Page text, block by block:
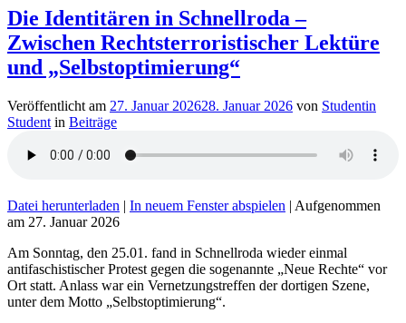
Die Identitären in Schnellroda –
Zwischen Rechtsterroristischer Lektüre
und „Selbstoptimierung“
Veröffentlicht am 27. Januar 202628. Januar 2026 von Studentin
Student in Beiträge
Datei herunterladen | In neuem Fenster abspielen | Aufgenommen
am 27. Januar 2026
Am Sonntag, den 25.01. fand in Schnellroda wieder einmal
antifaschistischer Protest gegen die sogenannte „Neue Rechte“ vor
Ort statt. Anlass war ein Vernetzungstreffen der dortigen Szene,
unter dem Motto „Selbstoptimierung“.